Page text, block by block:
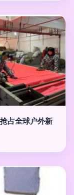
占全球户外新